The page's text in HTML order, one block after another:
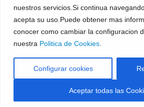
nuestros servicios.Si continua
acepta su uso.Puede obtener mas
conocer como cambiar la configuracion
nuestra Politica de Cookies
Configurar cookies
Aceptar todas las
Legal Notice
Privacy Policy
General Purchasing
© 2025 - TECNOVE